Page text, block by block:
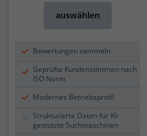
auswählen
Bewertungen sammeln
Geprüfte Kundenstimmen nach
ISO Norm
Modernes Betriebsprofil
Strukturierte Daten für KI-
gestützte Suchmaschinen